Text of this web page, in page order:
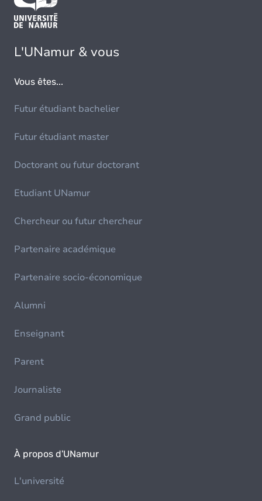
L'UNamur & vous
Vous êtes...
Futur étudiant bachelier
Futur étudiant master
Doctorant ou futur doctorant
Etudiant UNamur
Chercheur ou futur chercheur
Partenaire académique
Partenaire socio-économique
Alumni
Enseignant
Parent
Journaliste
Grand public
À propos d'UNamur
L'université